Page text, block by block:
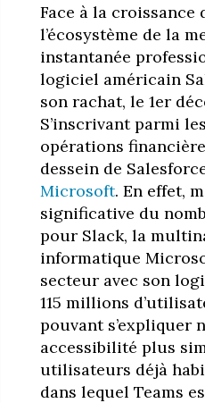
Face à la croissance
l’écosystème de la
instantanée
logiciel américain
son rachat, le 1er
S’inscrivant parmi
opérations
dessein de
Microsoft. En effet,
significative du
pour Slack, la
informatique
secteur avec son
115 millions
pouvant s’expliquer
accessibilité plus
utilisateurs déjà
dans lequel Teams